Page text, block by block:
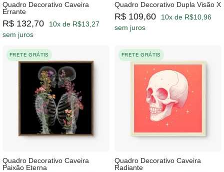
Quadro Decorativo Caveira
Errante
R$ 132,70
10x de R$13,27
sem juros
Quadro Decorativo Dupla Visão X
R$ 109,60
10x de R$10,96
sem juros
FRETE GRÁTIS
Quadro Decorativo Caveira
Paixão Eterna
FRETE GRÁTIS
Quadro Decorativo Caveira
Radiante